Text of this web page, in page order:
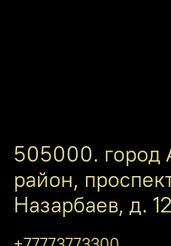
505000. город
район,
Назарбаев, д.